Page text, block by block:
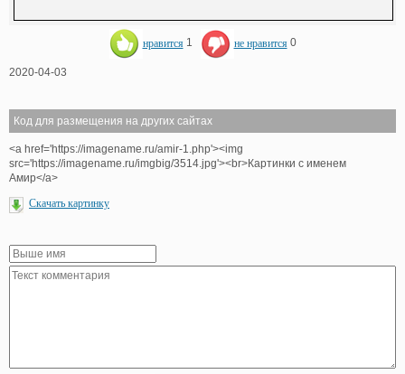
нравится 1 не нравится 0
2020-04-03
Код для размещения на других сайтах
<a href='https://imagename.ru/amir-1.php'><img
src='https://imagename.ru/imgbig/3514.jpg'><br>Картинки с именем
Амир</a>
Скачать картинку